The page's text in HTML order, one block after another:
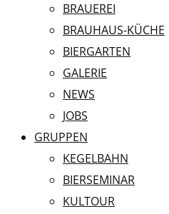
BRAUEREI
BRAUHAUS-KÜCHE
BIERGARTEN
GALERIE
NEWS
JOBS
GRUPPEN
KEGELBAHN
BIERSEMINAR
KULTOUR